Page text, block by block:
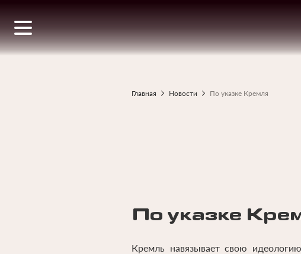
основному
содержанию
Строка
Главная Новости По указке Кремля
По указке
Кремль навязывает свою